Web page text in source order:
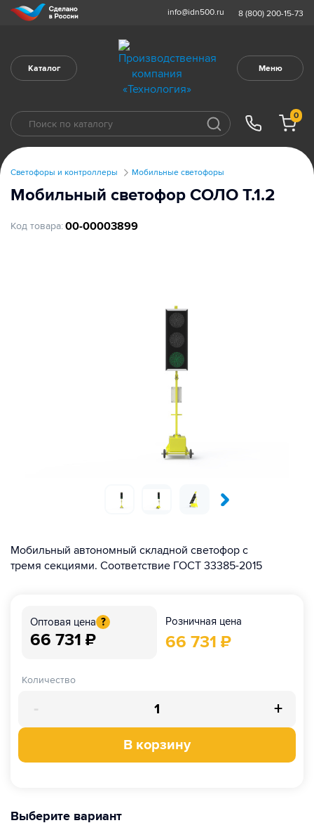
info@idn500.ru 8 (800) 200-15-73
Каталог Меню
0
Светофоры и контроллеры Мобильные светофоры
Мобильный светофор СОЛО Т.1.2
Код товара: 00-00003899
Мобильный автономный складной светофор с
тремя секциями. Соответствие ГОСТ 33385-2015
Оптовая цена ?
66 731 ₽
Розничная цена
66 731 ₽
Количество
- +
В корзину
Выберите вариант